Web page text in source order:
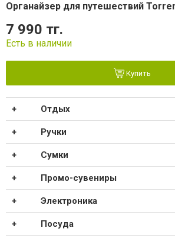
Органайзер для путешествий
7 990 тг.
Есть в наличии
Купить
Отдых
Ручки
Сумки
Промо-сувениры
Электроника
Посуда